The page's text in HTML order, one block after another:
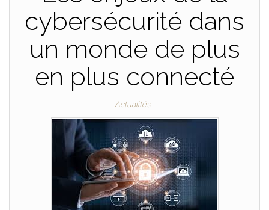
cybersécurité dans
un monde de plus
en plus connecté
Actualités